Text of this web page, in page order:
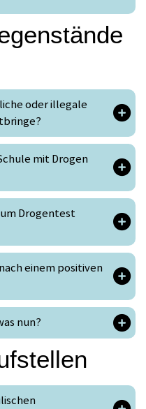
oder illegale
mit Drogen
Drogentest
einem positiven
nun?